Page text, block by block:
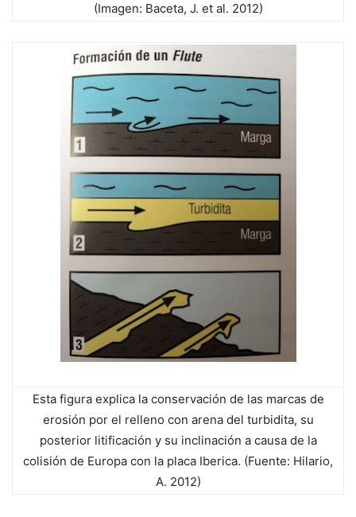
(Imagen: Baceta, J. et al. 2012)
Esta figura explica la conservación de las marcas de
erosión por el relleno con arena del turbidita, su
posterior litificación y su inclinación a causa de la
colisión de Europa con la placa Iberica. (Fuente: Hilario,
A. 2012)